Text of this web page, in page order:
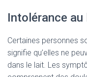
Intolérance
Certaines personnes
signifie qu’elles ne
dans le lait. Les